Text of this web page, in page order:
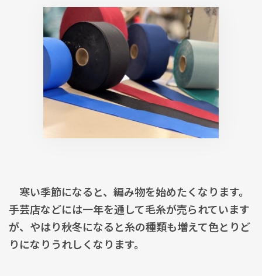
寒い季節になると、編み物を始めたくなります。
手芸店などには一年を通して毛糸が売られています
が、やはり秋冬になると糸の種類も増えて色とりど
りになりうれしくなります。